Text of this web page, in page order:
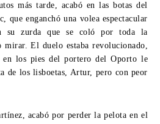
más tarde, acabó en las botas del
que enganchó una volea espectacular
su zurda que se coló por toda la
mirar. El duelo estaba revolucionado,
los pies del portero del Oporto le
de los lisboetas, Artur, pero con peor
acabó por perder la pelota en el